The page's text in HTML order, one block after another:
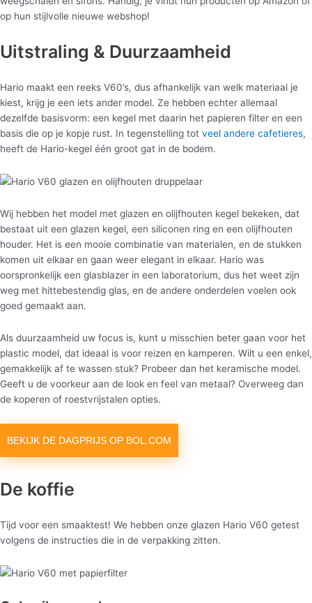
op hun stijlvolle nieuwe webshop!
Uitstraling & Duurzaamheid
Hario maakt een reeks V60’s, dus afhankelijk van welk materiaal je
kiest, krijg je een iets ander model. Ze hebben echter allemaal
dezelfde basisvorm: een kegel met daarin het papieren filter en een
basis die op je kopje rust. In tegenstelling tot veel andere cafetieres,
heeft de Hario-kegel één groot gat in de bodem.
Wij hebben het model met glazen en olijfhouten kegel bekeken, dat
bestaat uit een glazen kegel, een siliconen ring en een olijfhouten
houder. Het is een mooie combinatie van materialen, en de stukken
komen uit elkaar en gaan weer elegant in elkaar. Hario was
oorspronkelijk een glasblazer in een laboratorium, dus het weet zijn
weg met hittebestendig glas, en de andere onderdelen voelen ook
goed gemaakt aan.
Als duurzaamheid uw focus is, kunt u misschien beter gaan voor het
plastic model, dat ideaal is voor reizen en kamperen. Wilt u een enkel,
gemakkelijk af te wassen stuk? Probeer dan het keramische model.
Geeft u de voorkeur aan de look en feel van metaal? Overweeg dan
de koperen of roestvrijstalen opties.
BEKIJK DE DAGPRIJS OP BOL.COM
De koffie
Tijd voor een smaaktest! We hebben onze glazen Hario V60 getest
volgens de instructies die in de verpakking zitten.